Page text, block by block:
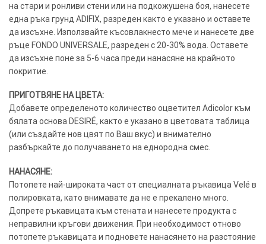
на стари и ронливи стени или на подкожушена боя, нанесете
една ръка грунд ADIFIX, разреден както е указано и оставете
да изсъхне. Използвайте късовлакнесто мече и нанесете две
ръце FONDO UNIVERSALE, разреден с 20-30% вода. Оставете
да изсъхне поне за 5-6 часа преди нанасяне на крайното
покритие.
ПРИГОТВЯНЕ НА ЦВЕТА:
Добавете определеното количество оцветител Adicolor към
бялата основа DESIRÉ, както е указано в цветовата таблица
(или създайте нов цвят по Ваш вкус) и внимателно
разбъркайте до получаването на еднородна смес.
НАНАСЯНЕ:
Потопете най-широката част от специалната ръкавица Velé в
полировката, като внимавате да не е прекалено много.
Допрете ръкавицата към стената и нанесете продукта с
неправилни кръгови движения. При необходимост отново
потопете ръкавицата и подновете нанасянето на разстояние